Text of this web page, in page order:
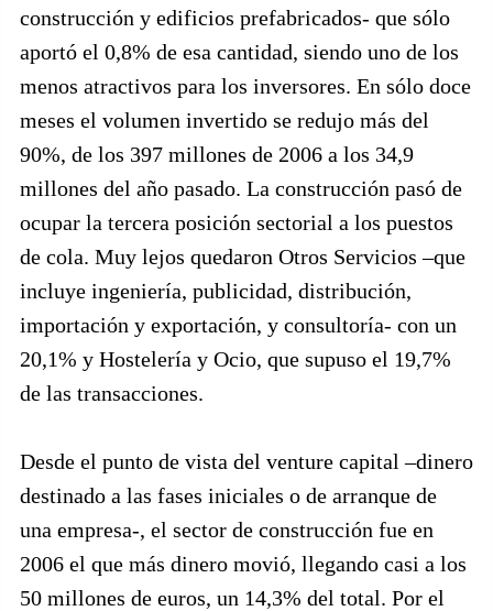
construcción y edificios prefabricados- que sólo
aportó el 0,8% de esa cantidad, siendo uno de los
menos atractivos para los inversores. En sólo doce
meses el volumen invertido se redujo más del
90%, de los 397 millones de 2006 a los 34,9
millones del año pasado. La construcción pasó de
ocupar la tercera posición sectorial a los puestos
de cola. Muy lejos quedaron Otros Servicios –que
incluye ingeniería, publicidad, distribución,
importación y exportación, y consultoría- con un
20,1% y Hostelería y Ocio, que supuso el 19,7%
de las transacciones.
Desde el punto de vista del venture capital –dinero
destinado a las fases iniciales o de arranque de
una empresa-, el sector de construcción fue en
2006 el que más dinero movió, llegando casi a los
50 millones de euros, un 14,3% del total. Por el